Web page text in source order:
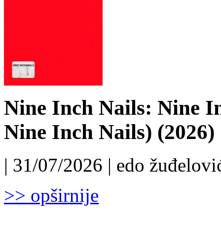
Nine Inch Nails: Nine
Nine Inch Nails) (2026)
| 31/07/2026 | edo
>> opširnije